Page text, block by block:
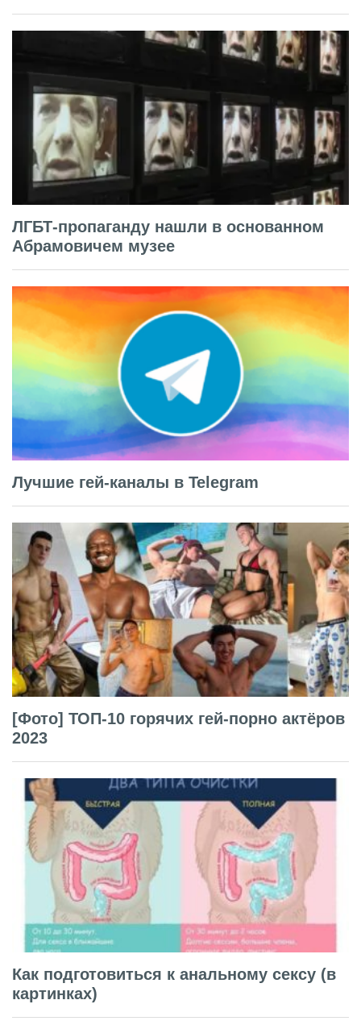
ЛГБТ-пропаганду нашли в основанном
Абрамовичем музее
Лучшие гей-каналы в Telegram
[Фото] ТОП-10 горячих гей-порно актёров
2023
Как подготовиться к анальному сексу (в
картинках)